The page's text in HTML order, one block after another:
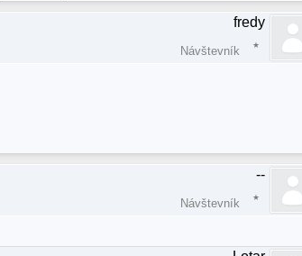
fredy
Návštevník
--
Návštevník